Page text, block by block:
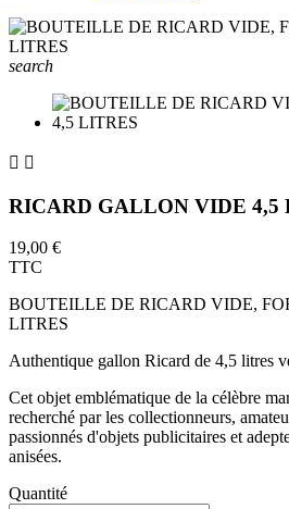
search
 
RICARD GALLON VIDE 4,5
19,00 €
TTC
BOUTEILLE DE RICARD VIDE,
LITRES
Authentique gallon Ricard de 4,5 litres
Cet objet emblématique de la célèbre
recherché par les collectionneurs,
passionnés d'objets publicitaires et
anisées.
Quantité